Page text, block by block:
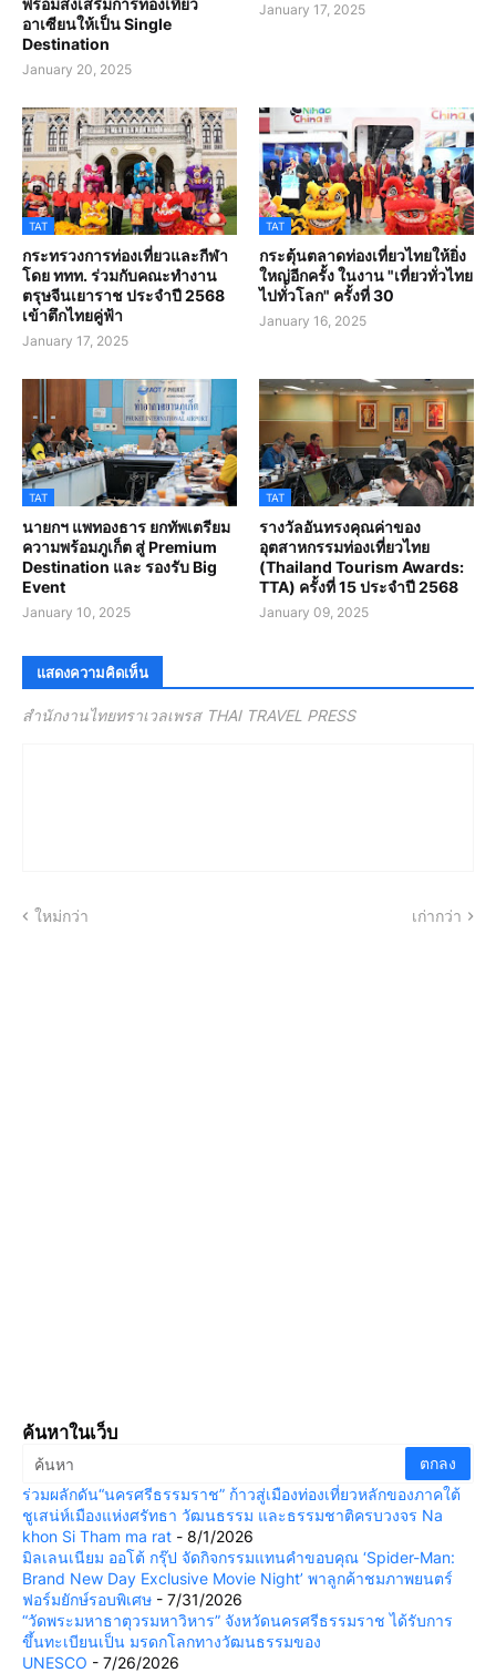
พร้อมส่งเสริมการท่องเที่ยว
อาเซียนให้เป็น Single
Destination
January 20, 2025
January 17, 2025
TAT
กระทรวงการท่องเที่ยวและกีฬา
โดย ททท. ร่วมกับคณะทำงาน
ตรุษจีนเยาราช ประจำปี 2568
เข้าตึกไทยคู่ฟ้า
January 17, 2025
TAT
กระตุ้นตลาดท่องเที่ยวไทยให้ยิ่ง
ใหญ่อีกครั้ง ในงาน "เที่ยวทั่วไทย
ไปทั่วโลก" ครั้งที่ 30
January 16, 2025
TAT
นายกฯ แพทองธาร ยกทัพเตรียม
ความพร้อมภูเก็ต สู่ Premium
Destination และ รองรับ Big
Event
January 10, 2025
TAT
รางวัลอันทรงคุณค่าของ
อุตสาหกรรมท่องเที่ยวไทย
(Thailand Tourism Awards:
TTA) ครั้งที่ 15 ประจำปี 2568
January 09, 2025
แสดงความคิดเห็น
สำนักงานไทยทราเวลเพรส THAI TRAVEL PRESS
ใหม่กว่า เก่ากว่า
ค้นหาในเว็บ
ร่วมผลักดัน“นครศรีธรรมราช” ก้าวสู่เมืองท่องเที่ยวหลักของภาคใต้
ชูเสน่ห์เมืองแห่งศรัทธา วัฒนธรรม และธรรมชาติครบวงจร Na
khon Si Tham ma rat - 8/1/2026
มิลเลนเนียม ออโต้ กรุ๊ป จัดกิจกรรมแทนคำขอบคุณ ‘Spider-Man:
Brand New Day Exclusive Movie Night’ พาลูกค้าชมภาพยนตร์
ฟอร์มยักษ์รอบพิเศษ - 7/31/2026
“วัดพระมหาธาตุวรมหาวิหาร” จังหวัดนครศรีธรรมราช ได้รับการ
ขึ้นทะเบียนเป็น มรดกโลกทางวัฒนธรรมของ
UNESCO - 7/26/2026